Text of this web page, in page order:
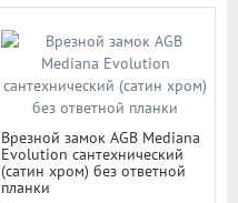
Врезной замок AGB Mediana
Evolution сантехнический
(сатин хром) без ответной
планки